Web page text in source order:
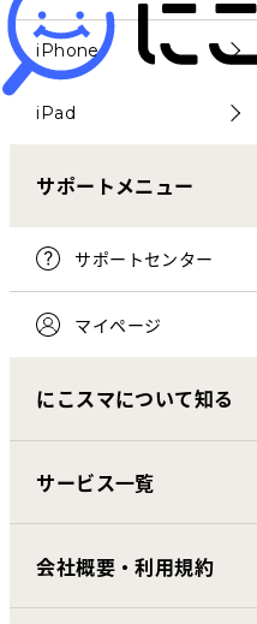
iPhone
iPad
サポートメニュー
サポートセンター
マイページ
にこスマについて知る
サービス一覧
会社概要・利用規約